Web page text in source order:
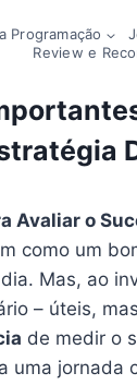
Programação
Review e
Avaliar o
como um
Mas, ao
– úteis,
de medir o
uma